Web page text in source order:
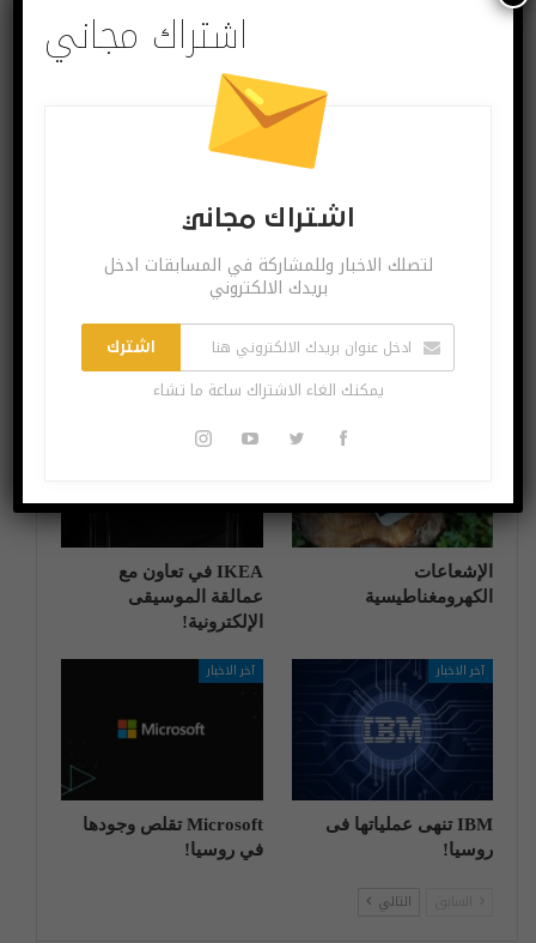
غوغل تستعين بثلاث
جميع تطبيقات
قد يعجبك ايضا المزيد عن المؤلف
الإشعاعات
الكهرومغناطيسية
IKEA في تعاون مع
عمالقة الموسيقى
الإلكترونية!
آخر الاخبار
IBM تنهی عملیاتها فی
روسیا!
آخر الاخبار
Microsoft تقلص وجودها
في روسيا!
التالي
اشتراك مجاني
اشتراك مجاني
لتصلك الاخبار وللمشاركة في المسابقات ادخل
بريدك الالكتروني
اشترك
يمكنك الغاء الاشتراك ساعة ما تشاء